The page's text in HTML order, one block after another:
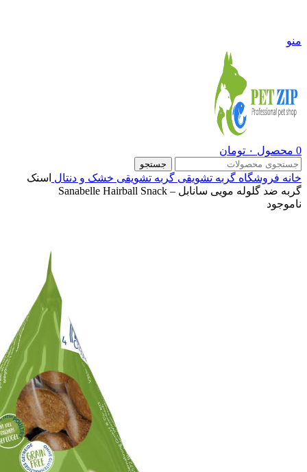
منو
0 محصول ۰ تومان
جستجو
خانه فروشگاه گربه تشویقی گربه تشویقی خشک و دنتال اسنک
گربه ضد گلوله مویی سانابل – Sanabelle Hairball Snack
ناموجود